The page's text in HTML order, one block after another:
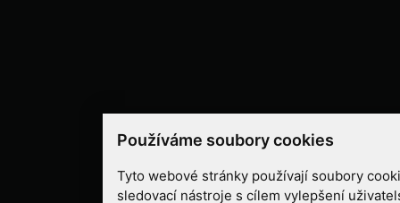
Používáme soubory cookies
Tyto webové stránky používají soubory
sledovací nástroje s cílem vylepšení